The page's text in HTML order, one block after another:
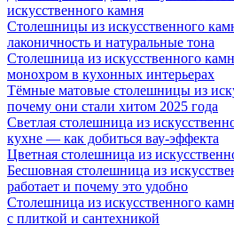
искусственного камня
Столешницы из искусственного
лаконичность и натуральные тона
Столешница из искусственного
монохром в кухонных интерьерах
Тёмные матовые столешницы из
почему они стали хитом 2025 года
Светлая столешница из
кухне — как добиться вау-эффекта
Цветная столешница из
Бесшовная столешница из
работает и почему это удобно
Столешница из искусственного
с плиткой и сантехникой